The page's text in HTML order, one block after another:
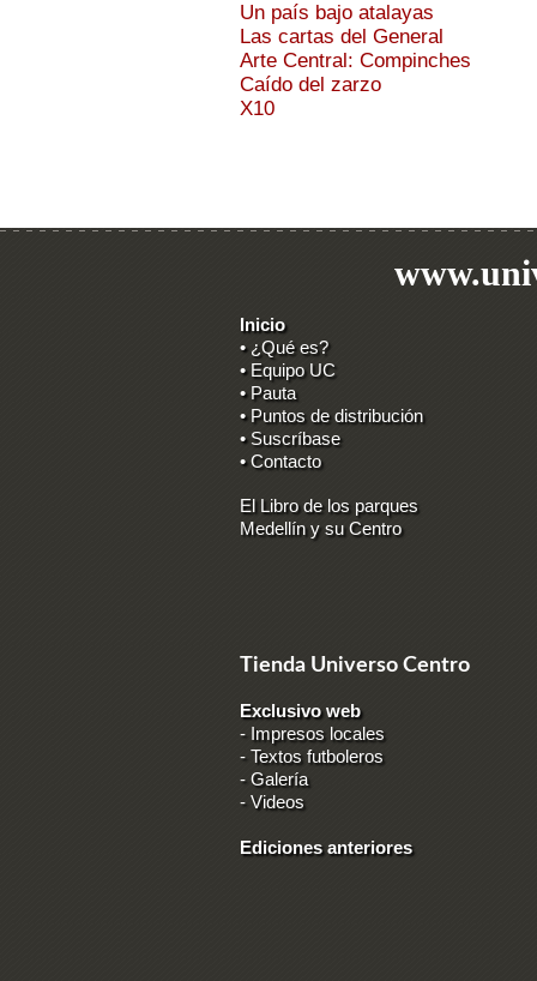
Un país bajo atalayas
Las cartas del General
Arte Central: Compinches
Caído del zarzo
X10
Inicio
• ¿Qué es?
• Equipo UC
• Pauta
• Puntos de distribución
• Suscríbase
• Contacto
El Libro de los parques
Medellín y su Centro
Tienda Universo Centro
Exclusivo web
- Impresos locales
- Textos futboleros
-Galería
-Videos
Ediciones anteriores